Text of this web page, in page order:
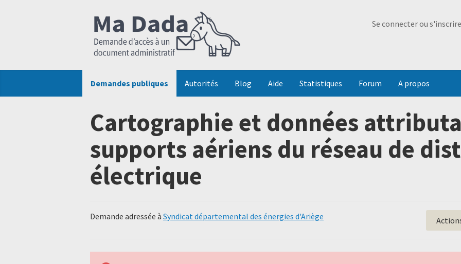
Se connecter ou s'inscrire
Demandes publiques Autorités Blog Aide Statistiques Forum A propos
Cartographie et données
supports aériens du réseau de
électrique
Demande adressée à Syndicat départemental des énergies d'Ariège